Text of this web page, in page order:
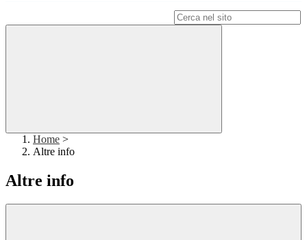
Home >
Altre info
Altre info